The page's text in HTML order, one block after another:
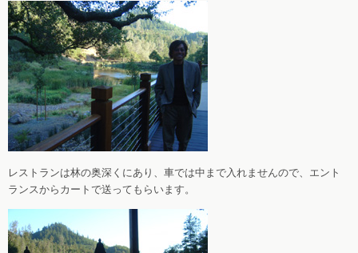
レストランは林の奥深くにあり、車では中まで入れませんので、エント
ランスからカートで送ってもらいます。